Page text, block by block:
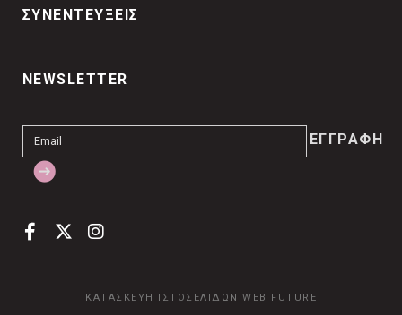
ΣΥΝΕΝΤΕΥΞΕΙΣ
NEWSLETTER
ΚΑΤΑΣΚΕΥΗ ΙΣΤΟΣΕΛΙΔΩΝ WEB FUTURE